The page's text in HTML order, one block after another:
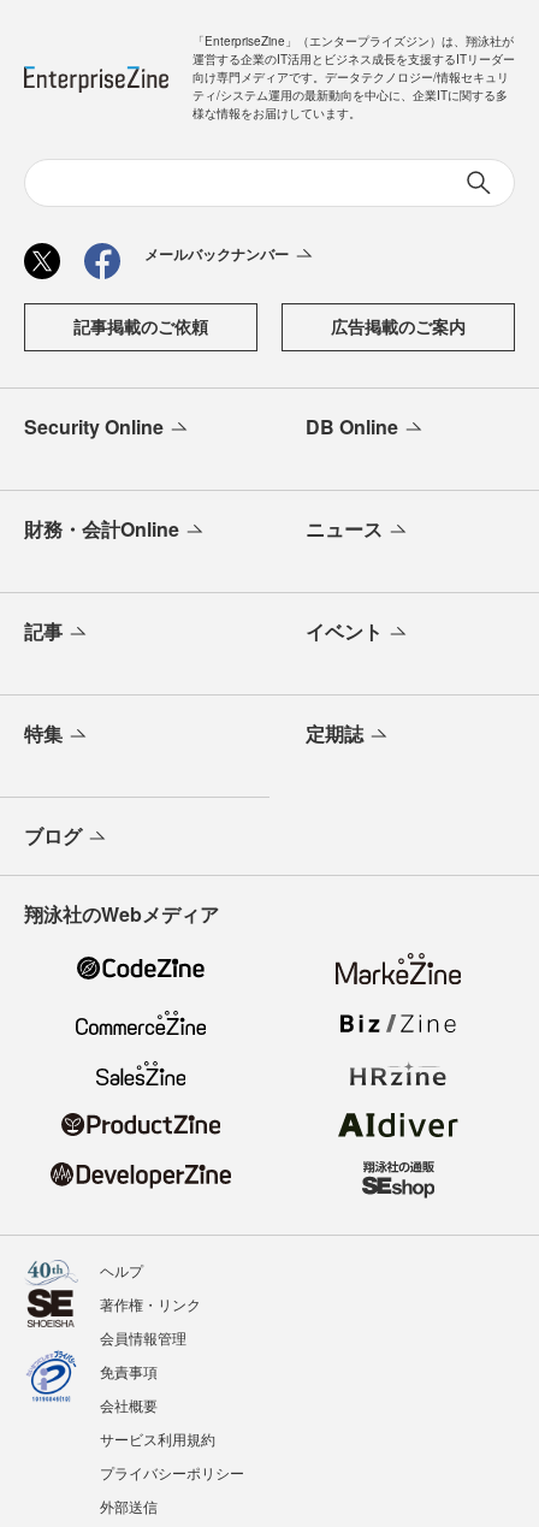
「EnterpriseZine」（エンタープライズジン）は、翔泳社が
運営する企業のIT活用とビジネス成長を支援するITリーダー
向け専門メディアです。データテクノロジー/情報セキュリ
ティ/システム運用の最新動向を中心に、企業ITに関する多
様な情報をお届けしています。
メールバックナンバー
記事掲載のご依頼 広告掲載のご案内
Security Online DB Online
財務・会計Online ニュース
記事 イベント
特集 定期誌
ブログ
翔泳社のWebメディア
ヘルプ
著作権・リンク
会員情報管理
免責事項
会社概要
サービス利用規約
プライバシーポリシー
外部送信